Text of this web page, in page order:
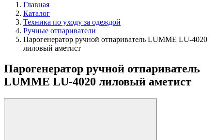
Главная
Каталог
Техника по уходу за одеждой
Ручные отпариватели
Парогенератор ручной отпариватель LUMME LU-4020
лиловый аметист
Парогенератор ручной отпариватель
LUMME LU-4020 лиловый аметист